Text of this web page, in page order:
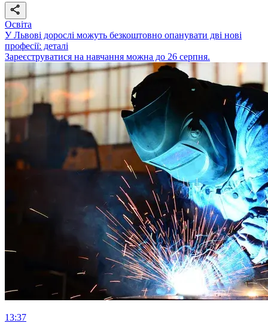
Освіта
У Львові дорослі можуть безкоштовно опанувати дві нові
професії: деталі
Зареєструватися на навчання можна до 26 серпня.
13:37